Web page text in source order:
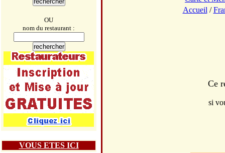
OU
nom du restaurant :
VOUS ETES ICI
Accueil /
Ce
si